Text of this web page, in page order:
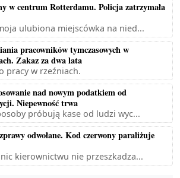
w centrum Rotterdamu. Policja zatrzymała
ulubiona miejscówka na nied...
pracowników tymczasowych w
Zakaz za dwa lata
pracy w rzeźniach.
nad nowym podatkiem od
Niepewność trwa
próbują kase od ludzi wyc...
odwołane. Kod czerwony paraliżuje
kierownictwu nie przeszkadza...